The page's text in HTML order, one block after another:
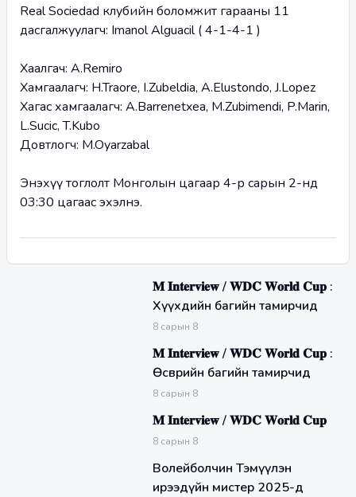
Real Sociedad клубийн боломжит гарааны 11
дасгалжуулагч: Imanol Alguacil ( 4-1-4-1 )
Хаалгач: A.Remiro
Хамгаалагч: H.Traore, I.Zubeldia, A.Elustondo, J.Lopez
Хагас хамгаалагч: A.Barrenetxea, M.Zubimendi, P.Marin,
L.Sucic, T.Kubo
Довтлогч: M.Oyarzabal
Энэхүү тоглолт Монголын цагаар 4-р сарын 2-нд
03:30 цагаас эхэлнэ.
𝐌 𝐈𝐧𝐭𝐞𝐫𝐯𝐢𝐞𝐰 / 𝐖𝐃𝐂 𝐖𝐨𝐫𝐥𝐝 𝐂𝐮𝐩 :
Хүүхдийн багийн тамирчид
8 сарын 8
𝐌 𝐈𝐧𝐭𝐞𝐫𝐯𝐢𝐞𝐰 / 𝐖𝐃𝐂 𝐖𝐨𝐫𝐥𝐝 𝐂𝐮𝐩 :
Өсвөрийн багийн тамирчид
8 сарын 8
𝐌 𝐈𝐧𝐭𝐞𝐫𝐯𝐢𝐞𝐰 / 𝐖𝐃𝐂 𝐖𝐨𝐫𝐥𝐝 𝐂𝐮𝐩
8 сарын 8
Волейболчин Тэмүүлэн
ирээдүйн мистер 2025-д